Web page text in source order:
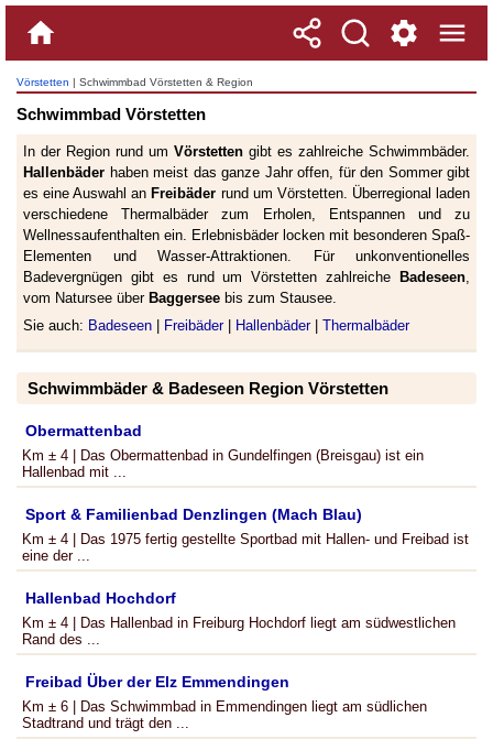
Vörstetten | Schwimmbad Vörstetten & Region
Schwimmbad Vörstetten
In der Region rund um Vörstetten gibt es zahlreiche Schwimmbäder.
Hallenbäder haben meist das ganze Jahr offen, für den Sommer gibt
es eine Auswahl an Freibäder rund um Vörstetten. Überregional laden
verschiedene Thermalbäder zum Erholen, Entspannen und zu
Wellnessaufenthalten ein. Erlebnisbäder locken mit besonderen Spaß-
Elementen und Wasser-Attraktionen. Für unkonventionelles
Badevergnügen gibt es rund um Vörstetten zahlreiche
Badeseen,
vom Natursee über Baggersee bis zum Stausee.
Sie auch: Badeseen Freibäder| Hallenbäder| Thermalbäder
Schwimmbäder & Badeseen Region Vörstetten
Obermattenbad
Km ± 4 | Das Obermattenbad in Gundelfingen (Breisgau) ist ein
Hallenbad mit ...
Sport & Familienbad Denzlingen (Mach Blau)
Km ± 4 | Das 1975 fertig gestellte Sportbad mit Hallen- und Freibad ist
eine der ...
Hallenbad Hochdorf
Km ± 4 | Das Hallenbad in Freiburg Hochdorf liegt am südwestlichen
Rand des ...
Freibad Über der Elz Emmendingen
Km ± 6 | Das Schwimmbad in Emmendingen liegt am südlichen
Stadtrand und trägt den ...